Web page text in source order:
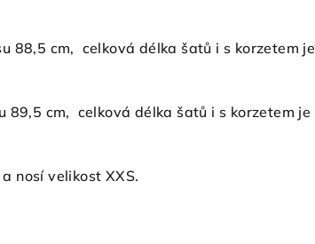
88,5 cm, celková délka šatů i s korzetem je
89,5 cm, celková délka šatů i s korzetem je
nosí velikost XXS.